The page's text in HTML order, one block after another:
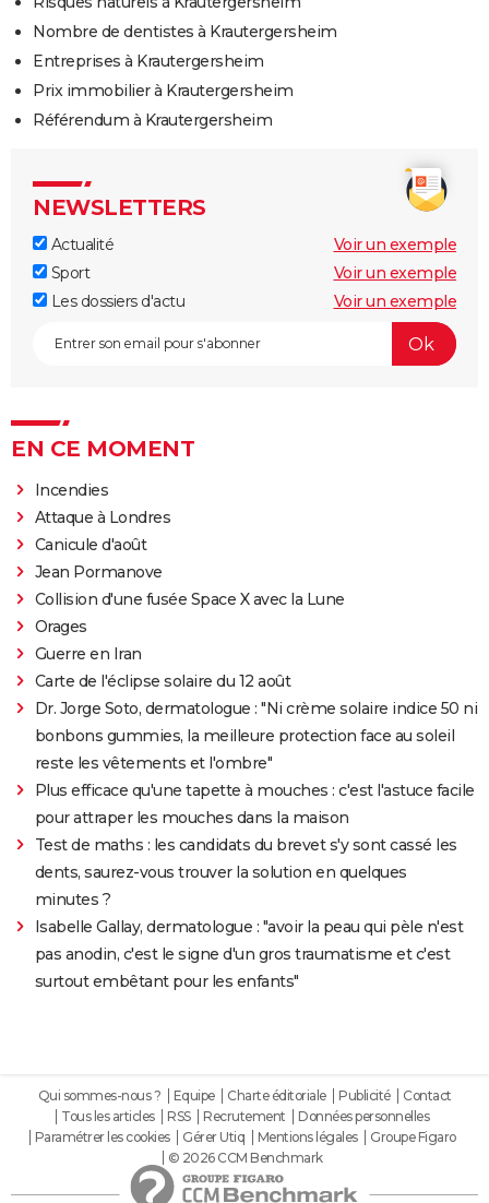
Nombre de dentistes à Krautergersheim
Entreprises à Krautergersheim
Prix immobilier à Krautergersheim
Référendum à Krautergersheim
NEWSLETTERS
Actualité
Voir un exemple
Sport
Voir un exemple
Les dossiers d'actu
Voir un exemple
EN CE MOMENT
Incendies
Attaque à Londres
Canicule d'août
Jean Pormanove
Collision d'une fusée Space X avec la Lune
Orages
Guerre en Iran
Carte de l'éclipse solaire du 12 août
Dr. Jorge Soto, dermatologue : "Ni crème solaire indice 50 ni
bonbons gummies, la meilleure protection face au soleil
reste les vêtements et l'ombre"
Plus efficace qu'une tapette à mouches : c'est l'astuce facile
pour attraper les mouches dans la maison
Test de maths : les candidats du brevet s'y sont cassé les
dents, saurez-vous trouver la solution en quelques
minutes ?
Isabelle Gallay, dermatologue : "avoir la peau qui pèle n'est
pas anodin, c'est le signe d'un gros traumatisme et c'est
surtout embêtant pour les enfants"
Qui sommes-nous ? Equipe Charte éditoriale Publicité
Contact
Tous les articles
RSS Recrutement
Données personnelles
Paramétrer les cookies
Gérer Utiq Mentions légales
Groupe Figaro
© 2026 CCM Benchmark